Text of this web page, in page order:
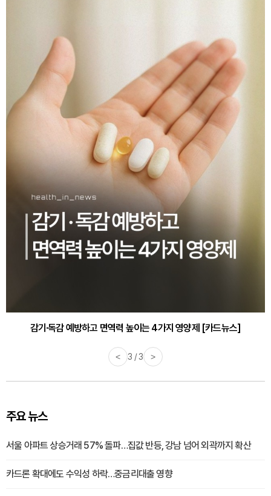
바쁜 아침, 공복에 먹기 좋은 과일 4가지 [카드뉴스]
< 1 / 3 >
주요 뉴스
서울 아파트 상승거래 57% 돌파…집값 반등, 강남 넘어 외곽까지 확산
카드론 확대에도 수익성 하락…중금리대출 영향